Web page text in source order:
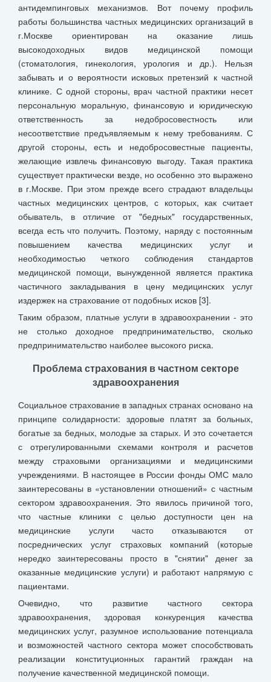
антидемпинговых механизмов. Вот почему профиль
работы большинства частных медицинских организаций в
г.Москве ориентирован на оказание лишь
высокодоходных видов медицинской помощи
(стоматология, гинекология, урология и др.). Нельзя
забывать и о вероятности исковых претензий к частной
клинике. С одной стороны, врач частной практики несет
персональную моральную, финансовую и юридическую
ответственность за недобросовестность или
несоответствие предъявляемым к нему требованиям. С
другой стороны, есть и недобросовестные пациенты,
желающие извлечь финансовую выгоду. Такая практика
существует практически везде, но особенно это выражено
в г.Москве. При этом прежде всего страдают владельцы
частных медицинских центров, с которых, как считает
обыватель, в отличие от "бедных" государственных,
всегда есть что получить. Поэтому, наряду с постоянным
повышением качества медицинских услуг и
необходимостью четкого соблюдения стандартов
медицинской помощи, вынужденной является практика
частичного закладывания в цену медицинских услуг
издержек на страхование от подобных исков [3].
Таким образом, платные услуги в здравоохранении - это
не столько доходное предпринимательство, сколько
предпринимательство наиболее высокого риска.
Проблема страхования в частном секторе
здравоохранения
Социальное страхование в западных странах основано на
принципе солидарности: здоровые платят за больных,
богатые за бедных, молодые за старых. И это сочетается
с отрегулированными схемами контроля и расчетов
между страховыми организациями и медицинскими
учреждениями. В настоящее в России фонды ОМС мало
заинтересованы в «установлении отношений» с частным
сектором здравоохранения. Это явилось причиной того,
что частные клиники с целью доступности цен на
медицинские услуги часто отказываются от
посреднических услуг страховых компаний (которые
нередко заинтересованы просто в "снятии" денег за
оказанные медицинские услуги) и работают напрямую с
пациентами.
Очевидно, что развитие частного сектора
здравоохранения, здоровая конкуренция качества
медицинских услуг, разумное использование потенциала
и возможностей частного сектора может способствовать
реализации конституционных гарантий граждан на
получение качественной медицинской помощи.